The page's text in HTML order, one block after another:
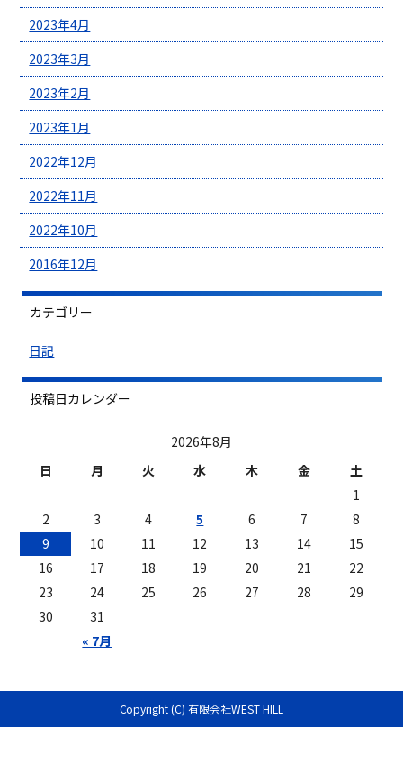
2023年4月
2023年3月
2023年2月
2023年1月
2022年12月
2022年11月
2022年10月
2016年12月
カテゴリー
日記
投稿日カレンダー
2026年8月
日
月 火 水 木 金 土
« 7月
1
2
3 4 5 6 7
8
9
10 11 12 13 14
15
16
17 18 19 20 21
22
23
24 25 26 27 28
29
30
31
Copyright (C) 有限会社WEST HILL